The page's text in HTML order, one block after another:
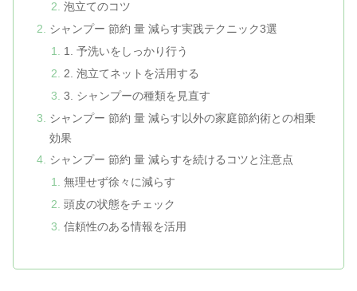
泡立てのコツ
シャンプー 節約 量 減らす実践テクニック3選
1. 予洗いをしっかり行う
2. 泡立てネットを活用する
3. シャンプーの種類を見直す
シャンプー 節約 量 減らす以外の家庭節約術との相乗
効果
シャンプー 節約 量 減らすを続けるコツと注意点
無理せず徐々に減らす
頭皮の状態をチェック
信頼性のある情報を活用